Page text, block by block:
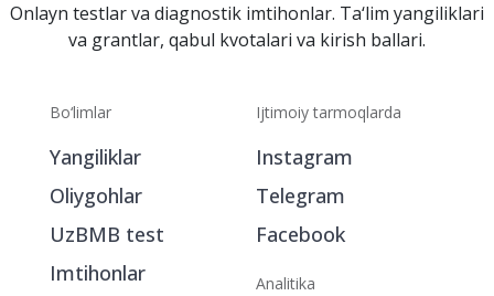
Onlayn testlar va diagnostik imtihonlar. Ta‘lim yangiliklari
va grantlar, qabul kvotalari va kirish ballari.
Bo‘limlar
Yangiliklar
Oliygohlar
UzBMB test
Imtihonlar
Ijtimoiy tarmoqlarda
Instagram
Telegram
Facebook
Analitika